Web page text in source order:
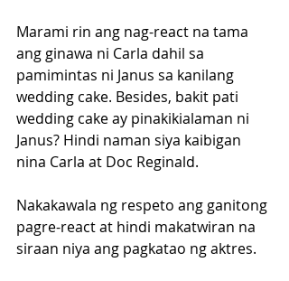
Marami rin ang nag-react na tama
ang ginawa ni Carla dahil sa
pamimintas ni Janus sa kanilang
wedding cake. Besides, bakit pati
wedding cake ay pinakikialaman ni
Janus? Hindi naman siya kaibigan
nina Carla at Doc Reginald.
Nakakawala ng respeto ang ganitong
pagre-react at hindi makatwiran na
siraan niya ang pagkatao ng aktres.